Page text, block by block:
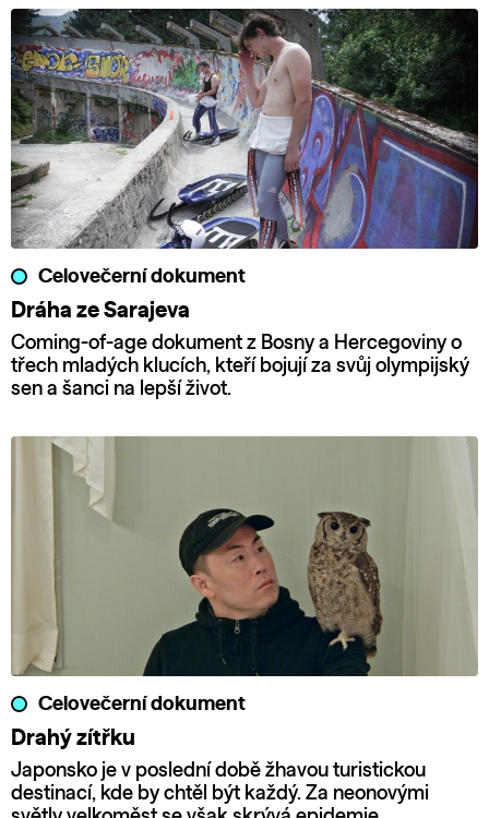
Celovečerní dokument
Dráha ze Sarajeva
Coming-of-age dokument z Bosny a Hercegoviny o
třech mladých klucích, kteří bojují za svůj olympijský
sen a šanci na lepší život.
Celovečerní dokument
Drahý zítřku
Japonsko je v poslední době žhavou turistickou
destinací, kde by chtěl být každý. Za neonovými